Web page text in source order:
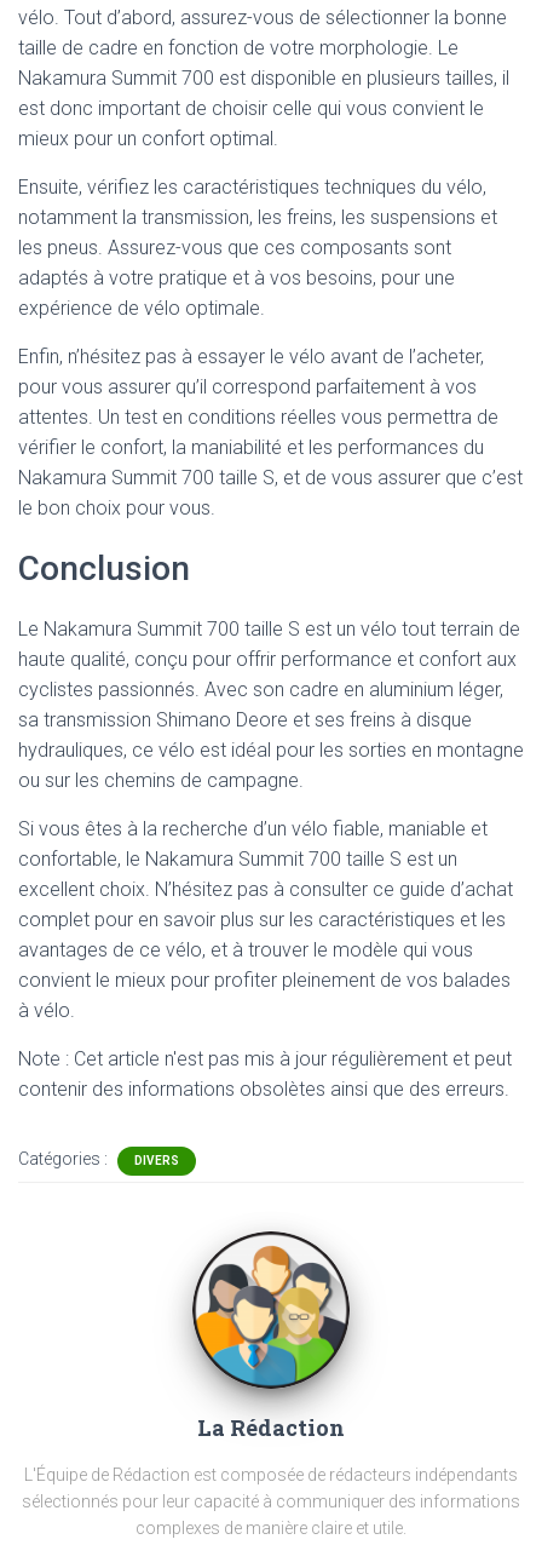
vélo. Tout d’abord, assurez-vous de sélectionner la bonne
taille de cadre en fonction de votre morphologie. Le
Nakamura Summit 700 est disponible en plusieurs tailles, il
est donc important de choisir celle qui vous convient le
mieux pour un confort optimal.
Ensuite, vérifiez les caractéristiques techniques du vélo,
notamment la transmission, les freins, les suspensions et
les pneus. Assurez-vous que ces composants sont
adaptés à votre pratique et à vos besoins, pour une
expérience de vélo optimale.
Enfin, n’hésitez pas à essayer le vélo avant de l’acheter,
pour vous assurer qu’il correspond parfaitement à vos
attentes. Un test en conditions réelles vous permettra de
vérifier le confort, la maniabilité et les performances du
Nakamura Summit 700 taille S, et de vous assurer que c’est
le bon choix pour vous.
Conclusion
Le Nakamura Summit 700 taille S est un vélo tout terrain de
haute qualité, conçu pour offrir performance et confort aux
cyclistes passionnés. Avec son cadre en aluminium léger,
sa transmission Shimano Deore et ses freins à disque
hydrauliques, ce vélo est idéal pour les sorties en montagne
ou sur les chemins de campagne.
Si vous êtes à la recherche d’un vélo fiable, maniable et
confortable, le Nakamura Summit 700 taille S est un
excellent choix. N’hésitez pas à consulter ce guide d’achat
complet pour en savoir plus sur les caractéristiques et les
avantages de ce vélo, et à trouver le modèle qui vous
convient le mieux pour profiter pleinement de vos balades
à vélo.
Note : Cet article n'est pas mis à jour régulièrement et peut
contenir des informations obsolètes ainsi que des erreurs.
Catégories : DIVERS
La Rédaction
L'Équipe de Rédaction est composée de rédacteurs indépendants
sélectionnés pour leur capacité à communiquer des informations
complexes de manière claire et utile.